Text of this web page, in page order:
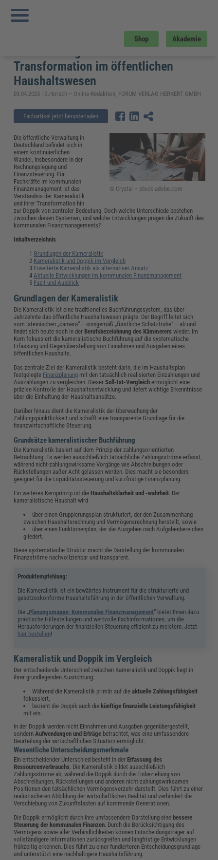
Shop Akademie
Sie sind hier:
kommunales Finanzmanagement: Tradition und Transformation im öffentlichen
Haushaltswesen
Kameralistik und kommunales
Finanzmanagement: Tradition und
Transformation im öffentlichen
Haushaltswesen
03.04.2025 | S.Horsch – Online-Redaktion, FORUM VERLAG HERKERT GMBH
Fachartikel jetzt herunterladen
© Crystal – stock.adobe.com
Die öffentliche Verwaltung in
Deutschland befindet sich in
einem kontinuierlichen
Wandel, insbesondere in der
Rechnungslegung und
Finanzsteuerung. Für
Fachkräfte im kommunalen
Finanzmanagement ist das
Verständnis der Kameralistik
und ihrer Transformation hin
zur Doppik von zentraler Bedeutung. Doch welche Unterschiede bestehen
zwischen diesen Systemen, und welche Entwicklungen prägen die Zukunft des
kommunalen Finanzmanagements?
Inhaltverzeichnis
Grundlagen der Kameralistik
Kameralistik und Doppik im Vergleich
Erweiterte Kameralistik als alternativer Ansatz
Aktuelle Entwicklungen im kommunalen Finanzmanagement
Fazit und Ausblick
Grundlagen der Kameralistik
Die Kameralistik ist eine traditionelles Buchführungssystem, das über
Jahrzehnte das öffentliche Haushaltswesen prägte. Der Begriff leitet sich
vom lateinischen „camera“ – sinngemäß „fürstliche Schatztruhe“ – ab und
findet sich heute noch in der Berufsbezeichnung des Kämmerers wieder. Im
Kern fokussiert die kameralistische Buchführung auf die systematische
Erfassung und Gegenüberstellung von Einnahmen und Ausgaben eines
öffentlichen Haushalts.
Das zentrale Ziel der Kameralistik besteht darin, die im Haushaltsplan
festgelegte Finanzplanung mit den tatsächlich realisierten Einzahlungen und
Auszahlungen zu vergleichen. DieserSoll-Ist-Vergleich ermöglicht eine
präzise Kontrolle der Haushaltsentwicklung und liefert wichtige Erkenntnisse
über die Einhaltung der Haushaltsansätze.
Darüber hinaus dient die Kameralistik der Überwachung der
Zahlungspünktlichkeit und schafft eine transparente Grundlage für die
finanzwirtschaftliche Steuerung.
Grundsätze kameralistischer Buchführung
Die Kameralistik basiert auf dem Prinzip der zahlungsorientierten
Betrachtung. Es werden ausschließlich tatsächliche Zahlungsströme erfasst,
während nicht-zahlungswirksame Vorgänge wie Abschreibungen oder
Rückstellungen außer Acht gelassen werden. Dies macht sie besonders
geeignet für die Liquiditätssteuerung und kurzfristige Finanzplanung.
Ein weiteres Kernprinzip ist die Haushaltsklarheit und -wahrheit. Der
kameralistische Haushalt wird
über einen Gruppierungsplan strukturiert, der den Zusammenhang
zwischen Haushaltsrechnung und Vermögensrechnung herstellt, sowie
über einen Funktionenplan, der die Ausgaben nach Aufgabenbereichen
gliedert.
Diese systematische Struktur macht die Darstellung der kommunalen
Finanzströme nachvollziehbar und transparent.
Produktempfehlung:
Die Kameralistik ist ein bewährtes Instrument für die strukturierte und
gesetzeskonforme Haushaltsführung in der öffentlichen Verwaltung.
Die „Planungsmappe: Kommunales Finanzmanagement“ bietet Ihnen dazu
praktische Hilfestellungen und wertvolle Fachinformationen, um die
Herausforderungen der finanziellen Steuerung effizient zu meistern. Jetzt
hier bestellen!
Kameralistik und Doppik im Vergleich
Der entscheidende Unterschied zwischen Kameralistik und Doppik liegt in
ihrer grundlegenden Ausrichtung:
Während die Kameralistik primär auf die aktuelle Zahlungsfähigkeit
fokussiert,
bezieht die Doppik auch die künftige finanzielle Leistungsfähigkeit
mit ein.
In der Doppik werden nicht Einnahmen und Ausgaben gegenübergestellt,
sondernAufwendungen und Erträge betrachtet, was eine umfassendere
Beurteilung der wirtschaftlichen Situation ermöglicht.
Wesentliche Unterscheidungsmerkmale
Ein entscheidender Unterschied besteht in der Erfassung des
Ressourcenverbrauchs. Die Kameralistik bildet ausschließlich
Zahlungsströme ab, während die Doppik durch die Einbeziehung von
Abschreibungen, Rückstellungen und anderen nicht-zahlungswirksamen
Positionen den tatsächlichen Vermögensverzehr darstellt. Dies führt zu einer
realistischeren Abbildung der wirtschaftlichen Realität und verhindert die
Verschiebung von Zukunftslasten auf kommende Generationen.
Die Doppik ermöglicht durch ihre umfassendere Darstellung eine bessere
Steuerung der kommunalen Finanzen. Durch die Berücksichtigung des
Vermögens sowie aller Verbindlichkeiten können Entscheidungsträger auf
vollständigere Informationen zurückgreifen und langfristige Entwicklungen
frühzeitig erkennen. Dies führt zu einer fundierteren Entscheidungsgrundlage
und unterstützt eine nachhaltigere Haushaltsführung.